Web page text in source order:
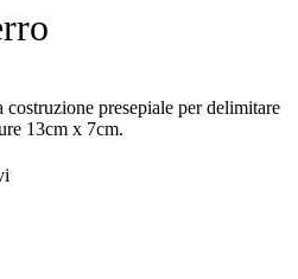
presepiale per delimitare
13cm x 7cm.